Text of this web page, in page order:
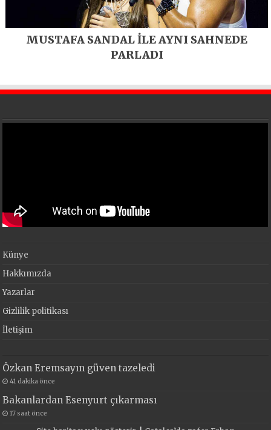
MUSTAFA SANDAL İLE AYNI SAHNEDE
PARLADI
Künye
Hakkımızda
Yazarlar
Gizlilik politikası
İletişim
Özkan Eremsayın güven tazeledi
41 dakika önce
Bakanlardan Esenyurt çıkarması
17 saat önce